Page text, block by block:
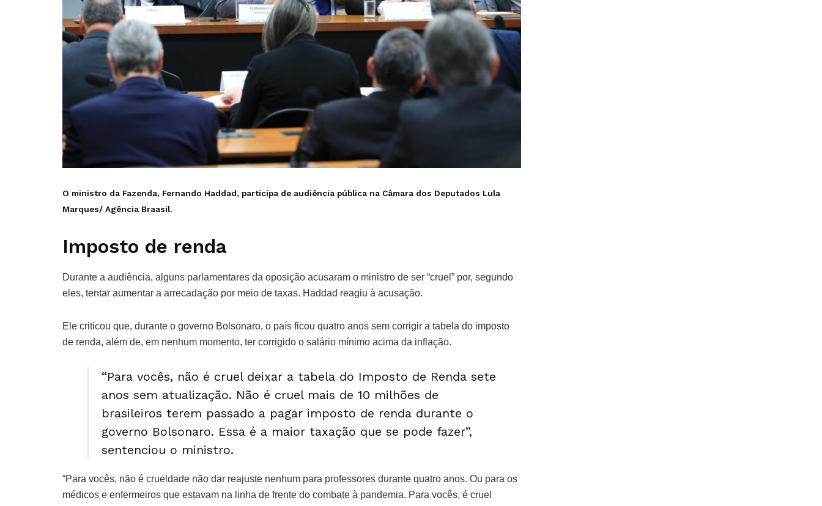
O ministro da Fazenda, Fernando Haddad, participa de audiência pública na Câmara dos Deputados Lula
Marques/ Agência Braasil.
Imposto de renda
Durante a audiência, alguns parlamentares da oposição acusaram o ministro de ser “cruel” por, segundo
eles, tentar aumentar a arrecadação por meio de taxas. Haddad reagiu à acusação.
Ele criticou que, durante o governo Bolsonaro, o país ficou quatro anos sem corrigir a tabela do imposto
de renda, além de, em nenhum momento, ter corrigido o salário mínimo acima da inflação.
“Para vocês, não é cruel deixar a tabela do Imposto de Renda sete
anos sem atualização. Não é cruel mais de 10 milhões de
brasileiros terem passado a pagar imposto de renda durante o
governo Bolsonaro. Essa é a maior taxação que se pode fazer”,
sentenciou o ministro.
“Para vocês, não é crueldade não dar reajuste nenhum para professores durante quatro anos. Ou para os
médicos e enfermeiros que estavam na linha de frente do combate à pandemia. Para vocês, é cruel